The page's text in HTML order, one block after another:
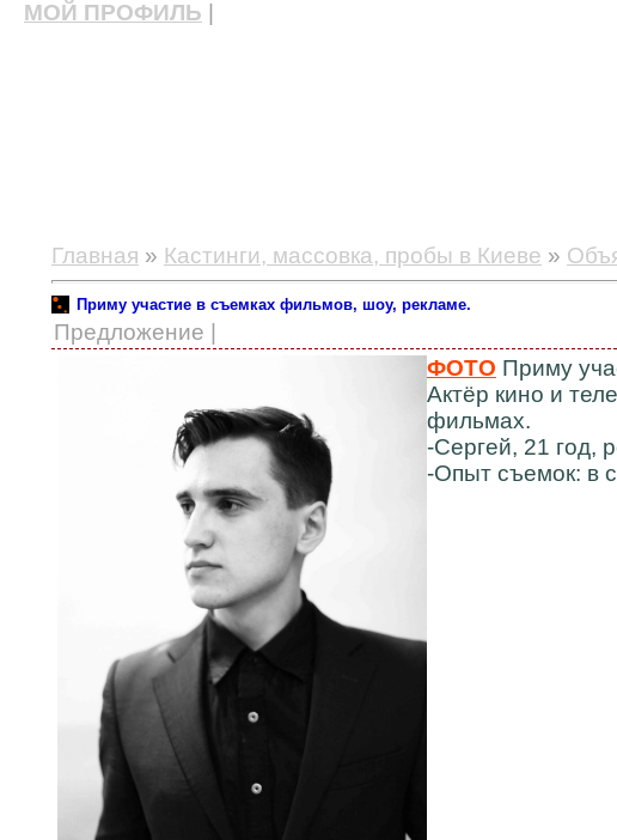
МОЙ ПРОФИЛЬ
Главная » Кастинги, массовка, пробы в Киеве »
Приму участие в съемках фильмов, шоу, рекламе.
Предложение |
ФОТО Приму
Актёр кино и
фильмах.
-Сергей, 21 год,
-Опыт съемок: в